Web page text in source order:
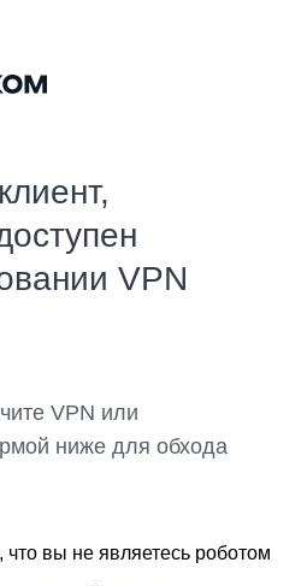
VPN
VPN или
ниже для обхода
вы не являетесь роботом